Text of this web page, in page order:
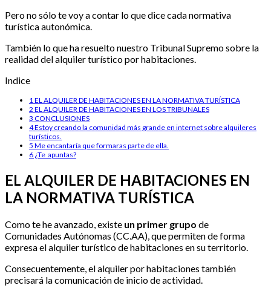
Pero no sólo te voy a contar lo que dice cada normativa
turística autonómica.
También lo que ha resuelto nuestro Tribunal Supremo sobre la
realidad del alquiler turístico por habitaciones.
Indice
1 EL ALQUILER DE HABITACIONES EN LA NORMATIVA TURÍSTICA
2 EL ALQUILER DE HABITACIONES EN LOS TRIBUNALES
3 CONCLUSIONES
4Estoy creando la comunidad más grande en internet sobre alquileres
turísticos.
5 Me encantaría que formaras parte de ella.
6 ¿Te apuntas?
EL ALQUILER DE HABITACIONES EN
LA NORMATIVA TURÍSTICA
Como te he avanzado, existe un primer grupo de
Comunidades Autónomas (CC.AA), que permiten de forma
expresa el alquiler turístico de habitaciones en su territorio.
Consecuentemente, el alquiler por habitaciones también
precisará la comunicación de inicio de actividad.